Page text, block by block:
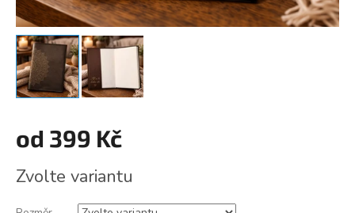
od 399 Kč
cena:
Zvolte variantu